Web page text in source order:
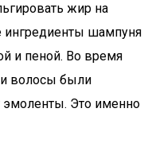
жир на
ингредиенты шампуня
и пеной. Во время
волосы были
эмоленты. Это именно